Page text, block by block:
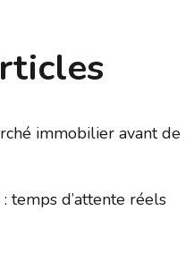
immobilier avant de
temps d’attente réels